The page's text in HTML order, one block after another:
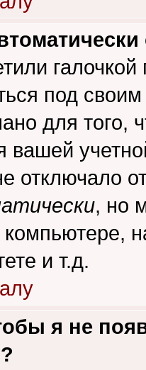
галочкой
под
для того,
вашей
отключало
, но
и т.д.
я не